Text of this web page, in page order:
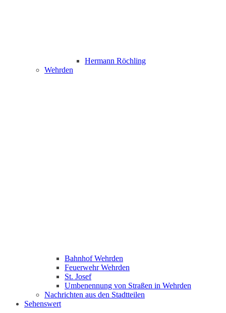
Hermann Röchling
Wehrden
Bahnhof Wehrden
Feuerwehr Wehrden
St. Josef
Umbenennung von Straßen in Wehrden
Nachrichten aus den Stadtteilen
Sehenswert